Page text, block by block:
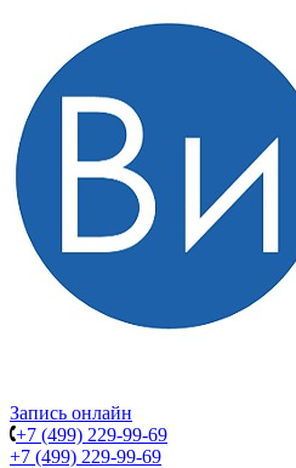
Запись онлайн
+7 (499) 229-99-69
+7 (499) 229-99-69